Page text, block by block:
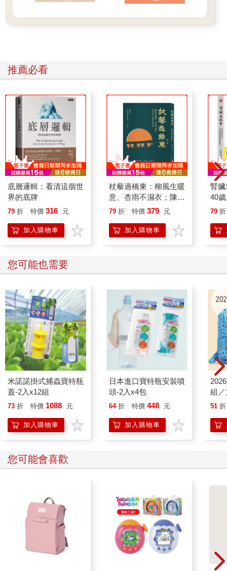
因為挫折和心碎會伴隨成長而來，
生氣的真正含義不是討厭，
眼淚背後傳達的是巧妙形塑可憐形象，
已經少了誠實的自信。
都忘了多久前，
不用多說，
一個眼神就能接收訊息，
如今解釋再多也抓不到最誠實的那句。
閱人無數的雙瞳已經裝不了萌，
世故，是學習適應社會化留下的痕跡，
好無奈，越了解這個世界越增加了城府，
看得太清晰，
會不會不小心看穿了祕密？
心不要變得太快嘛，
眼睛都跟不上了！
◆小象的眼淚｜鏡子裡的我， 好嗎？
我這樣，好嗎
是實現願望了嗎
對自己寒暄和關心的開場白
說起來怎麼就心酸了呢
日子一天一天地過，
被時間推著推著就長大了，
鏡子裡的自己早已是大人的模樣，
但內心的那個小孩，
有跟上歲月的腳步嗎？
「你好嗎」是被教導要有禮貌的招呼問候，
儘管這是與人為善的禮教，
不一定要得到真正的回答。
那些關心別人的話，都可以隨意脫口而出，
但是不是都忘了關心自己：「我，好嗎？」
已經找到解答了嗎？
曾經受過的那些傷，都有好好痊癒嗎？
變成大人之後，
常覺得還是當小孩的時候最幸福，
可是，回想還是小孩的時候，
又期待趕快長大，
當時那個小小的身體承受了好多的壓力，
課業、友情、家庭也有好多事，
推薦必看
底層邏輯：看清這個世
界的底牌
79 折 特價 316 元
加入購物車
杖藜過橋東：柳風生暖
意、杏雨不濕衣；陳亮
恭談以心轉境的適齡漫
79 折 特價 379 元
加入購物車
腎
40
就
79 折
您可能也需要
米諾諾掛式捕蟲寶特瓶
蓋-2入x12組
73 折 特價 1088 元
加入購物車
日本進口寶特瓶安裝噴
頭-2入x4包
64 折 特價 448 元
加入購物車
組
51 折
您可能會喜歡